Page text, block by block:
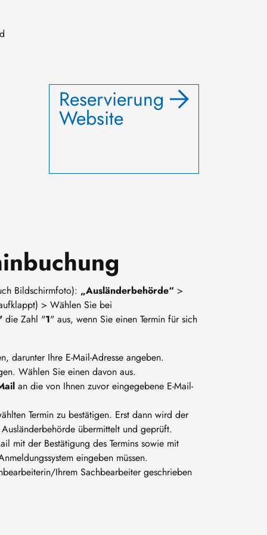
Reservierung
Website
Bildschirmfoto): „Ausländerbehörde“ >
> Wählen Sie bei
die Zahl "1" aus, wenn Sie einen Termin für sich
darunter Ihre E-Mail-Adresse angeben.
Wählen Sie einen davon aus.
an die von Ihnen zuvor eingegebene E-Mail-
Termin zu bestätigen. Erst dann wird der
übermittelt und geprüft.
mit der Bestätigung des Termins sowie mit
eingeben müssen.
Ihrem Sachbearbeiter geschrieben